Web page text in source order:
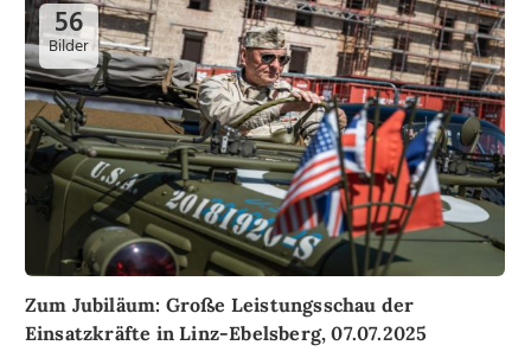
56
Bilder
Zum Jubiläum: Große Leistungsschau der
Einsatzkräfte in Linz-Ebelsberg, 07.07.2025